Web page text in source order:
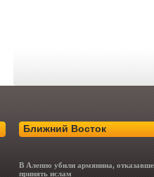
Ближний Восток
В Алеппо убили армянина,
принять ислам